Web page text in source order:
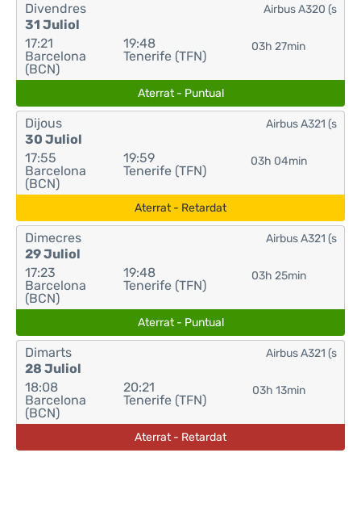
Divendres
31 Juliol
17:21
Barcelona
(BCN)
19:48
Tenerife (TFN)
03h 27min
Airbus A320 (s
Aterrat - Puntual
Dijous
30 Juliol
17:55
Barcelona
(BCN)
19:59
Tenerife (TFN)
03h 04min
Airbus A321 (s
Aterrat - Retardat
Dimecres
29 Juliol
17:23
Barcelona
(BCN)
19:48
Tenerife (TFN)
03h 25min
Airbus A321 (s
Aterrat - Puntual
Dimarts
28 Juliol
18:08
Barcelona
(BCN)
20:21
Tenerife (TFN)
03h 13min
Airbus A321 (s
Aterrat - Retardat